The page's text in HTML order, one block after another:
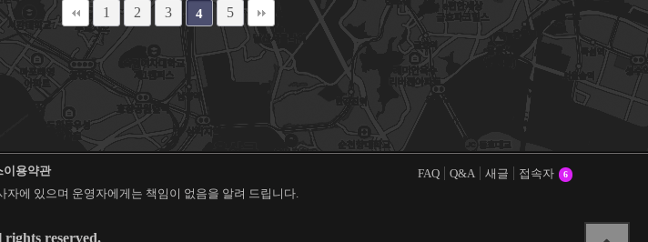
1 2 3 4 5
이용약관
에 있으며 운영자에게는 책임이 없음을 알려 드립니다.
reserved.
FAQ Q&A 새글 접속자 6